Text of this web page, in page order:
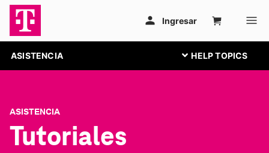
ASISTENCIA
ASISTENCIA
Tutoriales